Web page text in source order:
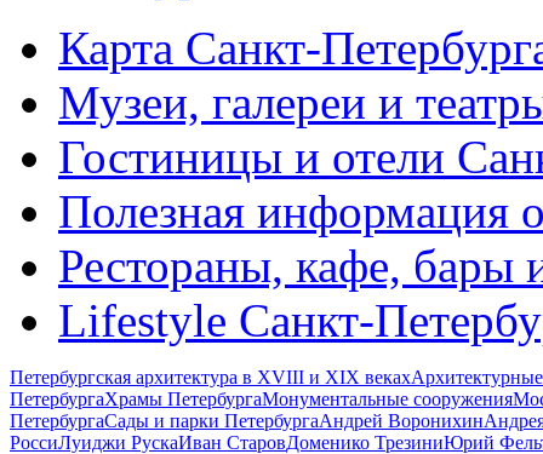
Карта Санкт-
Музеи, галереи и
Гостиницы и отели
Полезная информация
Рестораны, кафе, бары
Lifestyle Санкт-
Петербургская архитектура в XVIII и XIX веках
ПетербургаХрамы ПетербургаМонументальные сооружения
ПетербургаСады и парки ПетербургаАндрей Воронихин
РоссиЛуиджи РускаИван СтаровДоменико ТрезиниЮрий